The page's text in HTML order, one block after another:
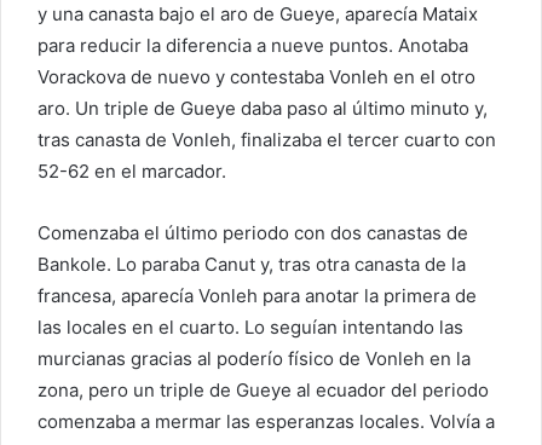
y una canasta bajo el aro de Gueye, aparecía Mataix
para reducir la diferencia a nueve puntos. Anotaba
Vorackova de nuevo y contestaba Vonleh en el otro
aro. Un triple de Gueye daba paso al último minuto y,
tras canasta de Vonleh, finalizaba el tercer cuarto con
52-62 en el marcador.
Comenzaba el último periodo con dos canastas de
Bankole. Lo paraba Canut y, tras otra canasta de la
francesa, aparecía Vonleh para anotar la primera de
las locales en el cuarto. Lo seguían intentando las
murcianas gracias al poderío físico de Vonleh en la
zona, pero un triple de Gueye al ecuador del periodo
comenzaba a mermar las esperanzas locales. Volvía a